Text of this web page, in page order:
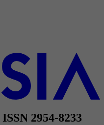
ISSN 2954-8233